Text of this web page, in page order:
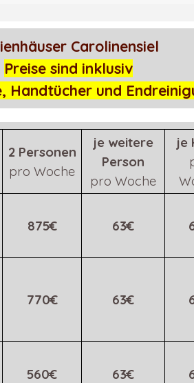
Carolinensiel
Preise sind inklusiv
Handtücher und
2 Personen
pro Woche
je weitere
Person
pro Woche
je
875€ 63€
770€ 63€
560€ 63€